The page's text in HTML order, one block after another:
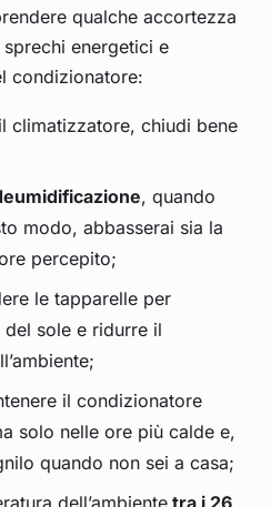
qualche accortezza
energetici e
condizionatore:
climatizzatore, chiudi bene
, quando
modo, abbasserai sia la
percepito;
le tapparelle per
del sole e ridurre il
il condizionatore
solo nelle ore più calde e,
quando non sei a casa;